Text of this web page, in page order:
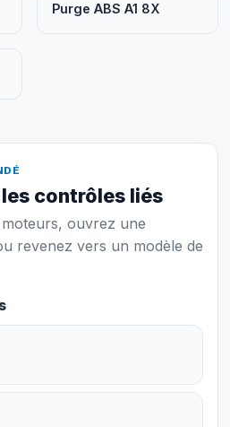
Purge ABS A1 8X
contrôles liés
ouvrez une
revenez vers un modèle de